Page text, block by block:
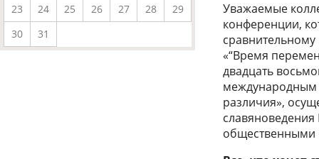
23
24 25 26 27 28
29
30
31
Уважаемые
конференции,
«“Время
двадцать
международным
различия»,
общественными